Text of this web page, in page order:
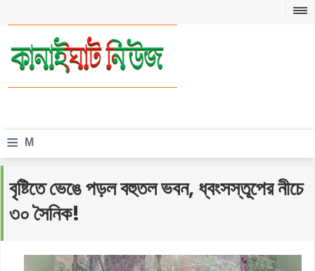
≡ M
n
u
বৃষ্টিতে ভেঙে পড়ল বহুতল ভবন, ধ্বংসস্তূপের নীচে
৩০ সৈনিক!